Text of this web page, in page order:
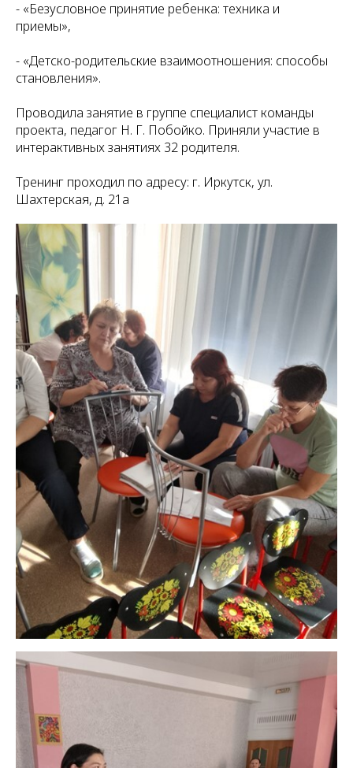
- «Безусловное принятие ребенка: техника и
приемы»,
- «Детско-родительские взаимоотношения: способы
становления».
Проводила занятие в группе специалист команды
проекта, педагог Н. Г. Побойко. Приняли участие в
интерактивных занятиях 32 родителя.
Тренинг проходил по адресу: г. Иркутск, ул.
Шахтерская, д. 21а